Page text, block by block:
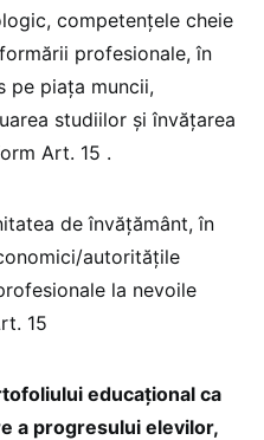
competențele cheie
profesionale, în
pe piața muncii,
studiilor și învățarea
Art. 15 .
de învățământ, în
autoritățile
la nevoile
15
educațional ca
a progresului elevilor,